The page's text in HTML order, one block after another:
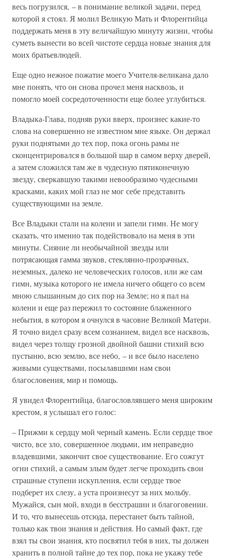
весь погрузился, – в понимание великой задачи, перед
которой я стоял. Я молил Великую Мать и Флорентийца
поддержать меня в эту величайшую минуту жизни, чтобы
суметь вынести во всей чистоте сердца новые знания для
моих братьевлюдей.
Еще одно нежное пожатие моего Учителя-великана дало
мне понять, что он снова прочел меня насквозь, и
помогло моей сосредоточенности еще более углубиться.
Владыка-Глава, подняв руки вверх, произнес какие-то
слова на совершенно не известном мне языке. Он держал
руки поднятыми до тех пор, пока огонь рамы не
сконцентрировался в большой шар в самом верху дверей,
а затем сложился там же в чудесную пятиконечную
звезду, сверкавшую такими невообразимо чудесными
красками, каких мой глаз не мог себе представить
существующими на земле.
Все Владыки стали на колени и запели гимн. Не могу
сказать, что именно так подействовало на меня в эти
минуты. Сияние ли необычайной звезды или
потрясающая гамма звуков, стеклянно-прозрачных,
неземных, далеко не человеческих голосов, или же сам
гимн, музыка которого не имела ничего общего со всем
мною слышанным до сих пор на Земле; но я пал на
колени и еще раз пережил то состояние блаженного
небытия, в котором я очнулся в часовне Великой Матери.
Я точно видел сразу всем сознанием, видел все насквозь,
видел через толщу грозной двойной башни стихий всю
пустыню, всю землю, все небо, – и все было населено
живыми существами, посылавшими нам свои
благословения, мир и помощь.
Я увидел Флорентийца, благословлявшего меня широким
крестом, я услышал его голос:
– Прижми к сердцу мой черный камень. Если сердце твое
чисто, все зло, совершенное людьми, им неправедно
владевшими, закончит свое существование. Его сожгут
огни стихий, а самым злым будет легче проходить свои
страшные ступени искупления, если сердце твое
подберет их слезу, а уста произнесут за них мольбу.
Мужайся, сын мой, входи в бесстрашии и благоговении.
И то, что вынесешь отсюда, перестанет быть тайной,
только как твои знания и действия. Но самый факт, где
взял ты свои знания, кто посвятил тебя в них, ты должен
хранить в полной тайне до тех пор, пока не укажу тебе